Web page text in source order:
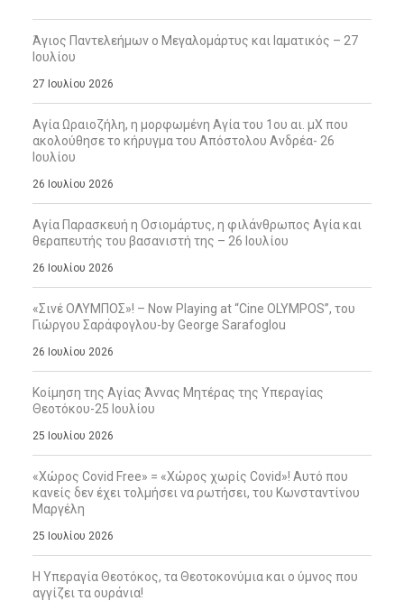
Άγιος Παντελεήμων ο Μεγαλομάρτυς και Ιαματικός – 27
Ιουλίου
27 Ιουλίου 2026
Αγία Ωραιοζήλη, η μορφωμένη Αγία του 1ου αι. μΧ που
ακολούθησε το κήρυγμα του Απόστολου Ανδρέα- 26
Ιουλίου
26 Ιουλίου 2026
Αγία Παρασκευή η Οσιομάρτυς, η φιλάνθρωπος Αγία και
θεραπευτής του βασανιστή της – 26 Ιουλίου
26 Ιουλίου 2026
«Σινέ ΟΛΥΜΠΟΣ»! – Now Playing at “Cine OLYMPOS”, του
Γιώργου Σαράφογλου-by George Sarafoglou
26 Ιουλίου 2026
Κοίμηση της Αγίας Άννας Μητέρας της Υπεραγίας
Θεοτόκου-25 Ιουλίου
25 Ιουλίου 2026
«Χώρος Covid Free» = «Χώρος χωρίς Covid»! Αυτό που
κανείς δεν έχει τολμήσει να ρωτήσει, του Κωνσταντίνου
Μαργέλη
25 Ιουλίου 2026
Η Υπεραγία Θεοτόκος, τα Θεοτοκονύμια και ο ύμνος που
αγγίζει τα ουράνια!